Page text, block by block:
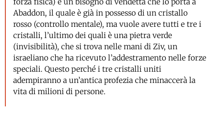
Abaddon, il quale è già in possesso di un cristallo
rosso (controllo mentale), ma vuole avere tutti e tre i
cristalli, l’ultimo dei quali è una pietra verde
(invisibilità), che si trova nelle mani di Ziv, un
israeliano che ha ricevuto l’addestramento nelle forze
speciali. Questo perché i tre cristalli uniti
adempiranno a un’antica profezia che minaccerà la
vita di milioni di persone.